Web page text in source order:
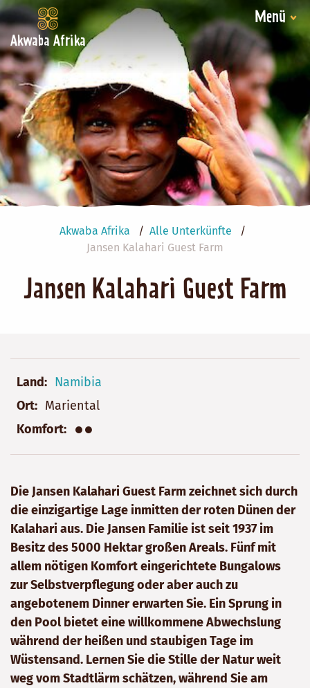
Akwaba Afrika
Menü
Akwaba Afrika
Alle Unterkünfte
Jansen Kalahari Guest Farm
Jansen Kalahari Guest Farm
Land
Namibia
Ort
Mariental
Komfort
●●
Die Jansen Kalahari Guest Farm zeichnet sich durch
die einzigartige Lage inmitten der roten Dünen der
Kalahari aus. Die Jansen Familie ist seit 1937 im
Besitz des 5000 Hektar großen Areals. Fünf mit
allem nötigen Komfort eingerichtete Bungalows
zur Selbstverpflegung oder aber auch zu
angebotenem Dinner erwarten Sie. Ein Sprung in
den Pool bietet eine willkommene Abwechslung
während der heißen und staubigen Tage im
Wüstensand. Lernen Sie die Stille der Natur weit
weg vom Stadtlärm schätzen, während Sie am